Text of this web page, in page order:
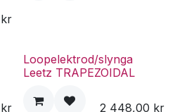
kr
kr
Loopelektrod/slynga
Leetz TRAPEZOIDAL
2 448,00 kr